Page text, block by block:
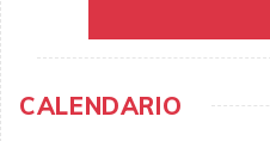
CALENDARIO